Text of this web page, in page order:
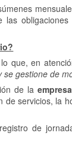
que, en
se gestione de
de la empresa
servicios, la
de